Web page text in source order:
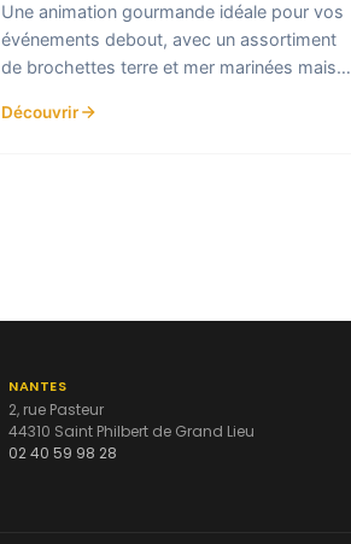
Une animation gourmande idéale pour vos
événements debout, avec un assortiment
de brochettes terre et mer marinées maison
Découvrir
NANTES
2, rue Pasteur
44310 Saint Philbert de Grand Lieu
02 40 59 98 28